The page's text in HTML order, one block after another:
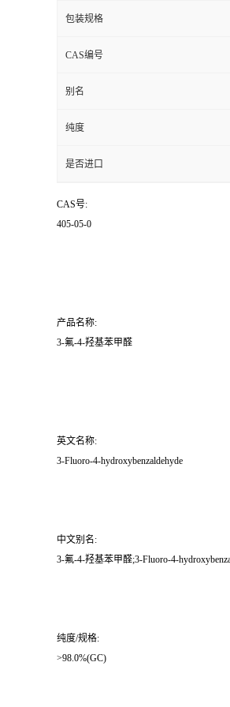
包装规格
CAS编号
别名
纯度
是否进口
CAS号:
405-05-0
产品名称:
3-氟-4-羟基苯甲醛
英文名称:
3-Fluoro-4-hydroxybenzaldehyde
中文别名:
3-氟-4-羟基苯甲醛;3-Fluoro-4-
纯度/规格:
>98.0%(GC)